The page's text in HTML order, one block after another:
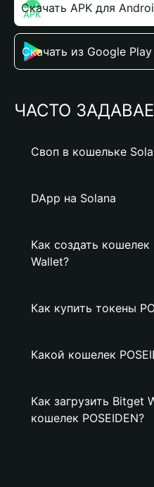
Скачать APK для
Скачать из Google Play
ЧАСТО
Своп в кошельке
DApp на Solana
Как создать кошелек
Wallet?
Как купить токены
Какой кошелек
Как загрузить Bitget
кошелек POSEIDEN?